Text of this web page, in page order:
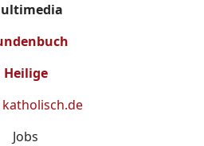
Heilige
katholisch.de
Jobs